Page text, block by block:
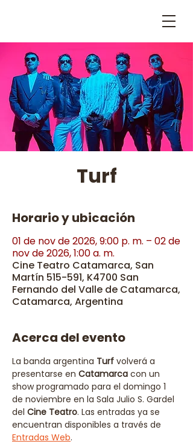
Turf
Horario y ubicación
01 de nov de 2026, 9:00 p. m. – 02 de
nov de 2026, 1:00 a. m.
Cine Teatro Catamarca, San
Martín 515-591, K4700 San
Fernando del Valle de Catamarca,
Catamarca, Argentina
Acerca del evento
La banda argentina Turf volverá a
presentarse en Catamarca con un
show programado para el domingo 1
de noviembre en la Sala Julio S. Gardel
del Cine Teatro. Las entradas ya se
encuentran disponibles a través de
Entradas Web.